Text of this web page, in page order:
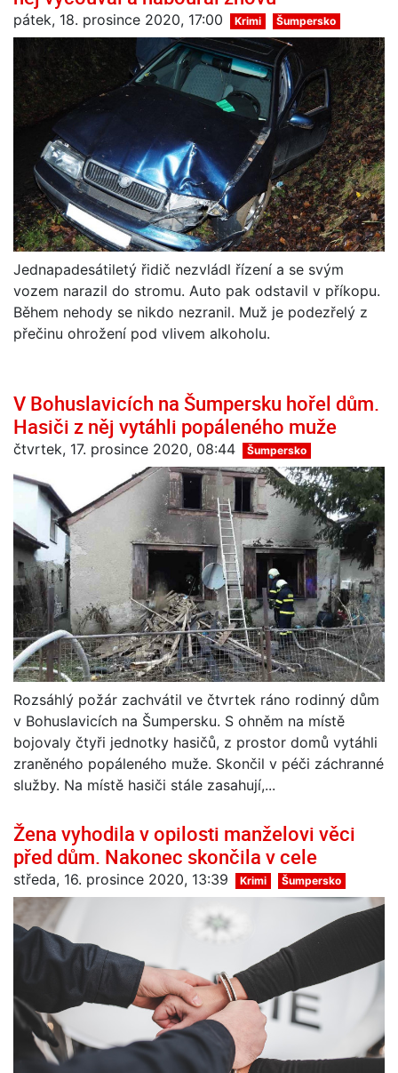
pátek, 18. prosince 2020, 17:00 Krimi Šumpersko
Jednapadesátiletý řidič nezvládl řízení a se svým
vozem narazil do stromu. Auto pak odstavil v příkopu.
Během nehody se nikdo nezranil. Muž je podezřelý z
přečinu ohrožení pod vlivem alkoholu.
V Bohuslavicích na Šumpersku hořel dům.
Hasiči z něj vytáhli popáleného muže
čtvrtek, 17. prosince 2020, 08:44 Šumpersko
Rozsáhlý požár zachvátil ve čtvrtek ráno rodinný dům
v Bohuslavicích na Šumpersku. S ohněm na místě
bojovaly čtyři jednotky hasičů, z prostor domů vytáhli
zraněného popáleného muže. Skončil v péči záchranné
služby. Na místě hasiči stále zasahují,...
Žena vyhodila v opilosti manželovi věci
před dům. Nakonec skončila v cele
středa, 16. prosince 2020, 13:39 Krimi Šumpersko